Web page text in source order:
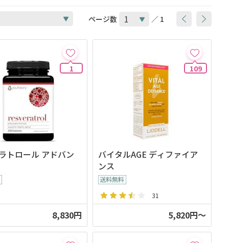
るものが一目でわかるランキング
ページ数 ／ 1
1
トロール アドバン
8,830円
109
バイタルAGE ディファイア
ンス
31
5,820円～